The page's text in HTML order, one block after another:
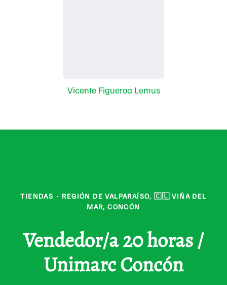
Vicente Figueroa Lemus
TIENDAS · REGIÓN DE VALPARAÍSO, 🇨🇱 VIÑA DEL
MAR, CONCÓN
Vendedor/a 20 horas /
Unimarc Concón